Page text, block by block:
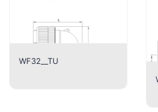
WF32__TU